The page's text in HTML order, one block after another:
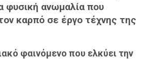
φυσική ανωμαλία που
καρπό σε έργο τέχνης της
φαινόμενο που ελκύει την